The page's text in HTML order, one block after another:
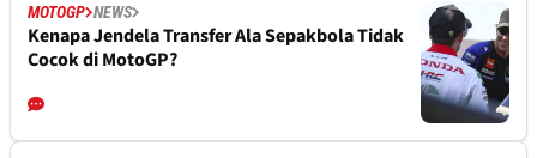
MOTOGP NEWS
Kenapa Jendela Transfer Ala Sepakbola Tidak
Cocok di MotoGP?